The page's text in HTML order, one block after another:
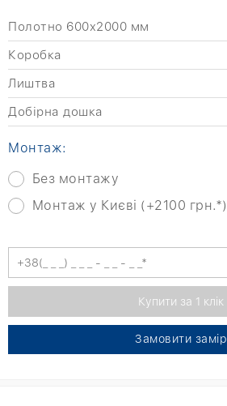
Полотно 600x2000 мм
Коробка
Лиштва
Добірна дошка
Монтаж:
Без монтажу
Монтаж у Києві (+2100 грн.*)
Замовити замір